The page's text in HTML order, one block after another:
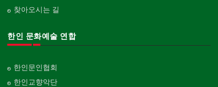
찾아오시는 길
한인 문화예술 연합
한인문인협회
한인교향악단